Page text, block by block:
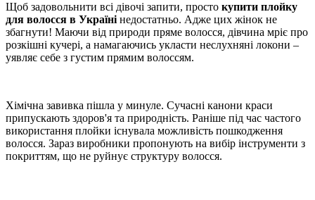
Щоб задовольнити всі дівочі запити, просто купити плойку
для волосся в Українінедостатньо. Адже цих жінок не
збагнути! Маючи від природи пряме волосся, дівчина мріє про
розкішні кучері, а намагаючись укласти неслухняні локони –
уявляє себе з густим прямим волоссям.
Хімічна завивка пішла у минуле. Сучасні канони краси
припускають здоров'я та природність. Раніше під час частого
використання плойки існувала можливість пошкодження
волосся. Зараз виробники пропонують на вибір інструменти з
покриттям, що не руйнує структуру волосся.